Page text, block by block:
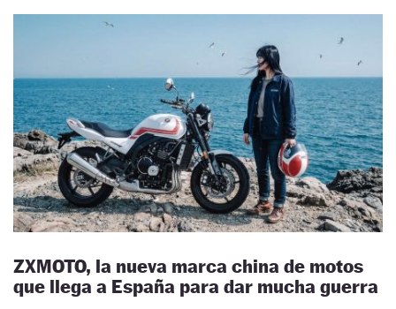
ZXMOTO, la nueva marca china de motos
que llega a España para dar mucha guerra